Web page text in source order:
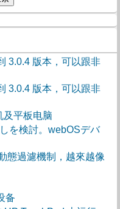
3.0.4 版本，可以跟非
3.0.4 版本，可以跟非
及平板电脑
を検討。webOSデバ
態過濾機制，越來越像
备